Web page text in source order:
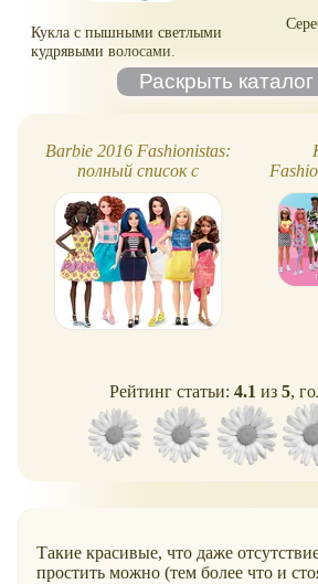
Кукла с пышными светлыми
кудрявыми волосами.
Barbie 2016 Fashionistas:
полный список с
номерами и картинками
Рейтинг статьи: 4.1 из 5,
Такие красивые, что даже
простить можно (тем более что и